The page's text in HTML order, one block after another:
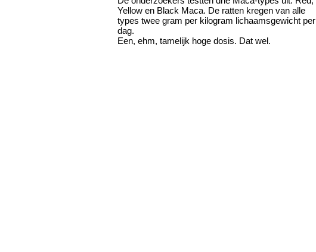
Yellow en Black Maca. De ratten kregen van alle
types twee gram per kilogram lichaamsgewicht per
dag.
Een, ehm, tamelijk hoge dosis. Dat wel.